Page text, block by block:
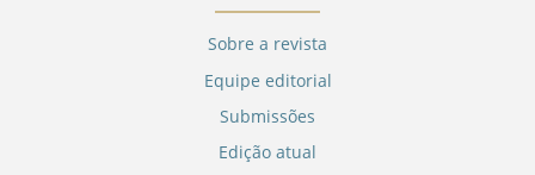
Sobre a revista
Equipe editorial
Submissões
Edição atual